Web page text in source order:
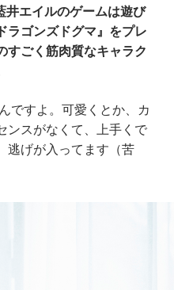
井エイルのゲームは遊び
ラゴンズドグマ』をプレ
すごく筋肉質なキャラク
ですよ。可愛くとか、カ
ンスがなくて、上手くで
逃げが入ってます（苦